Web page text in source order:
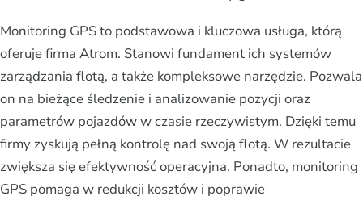
Monitoring GPS to podstawowa i kluczowa usługa, którą
oferuje firma Atrom. Stanowi fundament ich systemów
zarządzania flotą, a także kompleksowe narzędzie. Pozwala
on na bieżące śledzenie i analizowanie pozycji oraz
parametrów pojazdów w czasie rzeczywistym. Dzięki temu
firmy zyskują pełną kontrolę nad swoją flotą. W rezultacie
zwiększa się efektywność operacyjna. Ponadto, monitoring
GPS pomaga w redukcji kosztów i poprawie